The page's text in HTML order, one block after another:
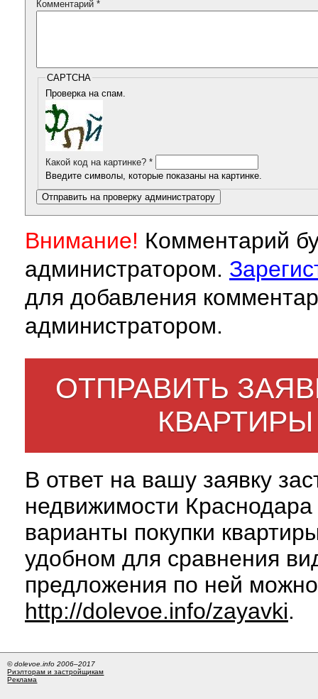
Комментарий *
CAPTCHA
Проверка на спам.
Какой код на картинке? *
Введите символы, которые показаны на картинке.
Внимание! Комментарий
администратором.
для добавления
администратором.
ОТПРАВИТЬ
В ответ на вашу заявку
недвижимости
варианты покупки
удобном для сравнения
предложения по ней
http://dolevoe.info/zayavki.
© dolevoe.info 2006–2017
Риэлторам и застройщикам
Реклама